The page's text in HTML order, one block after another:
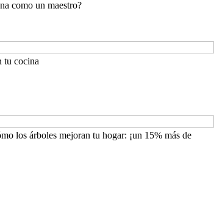
como un maestro?
tu cocina
los árboles mejoran tu hogar: ¡un 15% más de